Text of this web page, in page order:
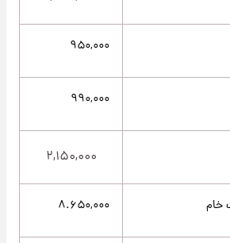
۹۵۰,۰۰۰
۹۹۰,۰۰۰
۲,۱۵۰,۰۰۰
خام ۸.۶۵۰,۰۰۰